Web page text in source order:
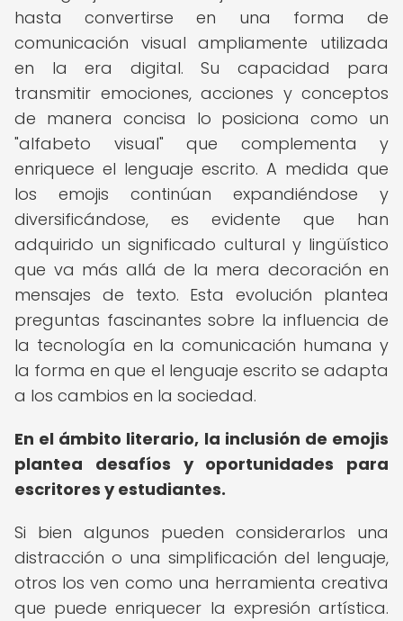
hasta convertirse en una forma de
comunicación visual ampliamente utilizada
en la era digital. Su capacidad para
transmitir emociones, acciones y conceptos
de manera concisa lo posiciona como un
"alfabeto visual" que complementa y
enriquece el lenguaje escrito. A medida que
los emojis continúan expandiéndose y
diversificándose, es evidente que han
adquirido un significado cultural y lingüístico
que va más allá de la mera decoración en
mensajes de texto. Esta evolución plantea
preguntas fascinantes sobre la influencia de
la tecnología en la comunicación humana y
la forma en que el lenguaje escrito se adapta
a los cambios en la sociedad.
En el ámbito literario, la inclusión de emojis
plantea desafíos y oportunidades para
escritores y estudiantes.
Si bien algunos pueden considerarlos una
distracción o una simplificación del lenguaje,
otros los ven como una herramienta creativa
que puede enriquecer la expresión artística.